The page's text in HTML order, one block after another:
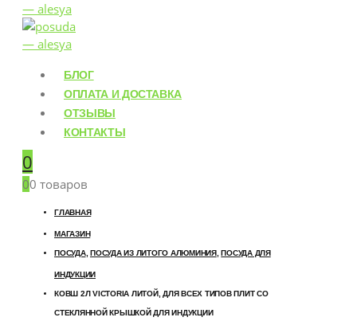
БЛОГ
ОПЛАТА И ДОСТАВКА
ОТЗЫВЫ
КОНТАКТЫ
0
00 товаров
ГЛАВНАЯ
МАГАЗИН
ПОСУДА, ПОСУДА ИЗ ЛИТОГО АЛЮМИНИЯ,ПОСУДА ДЛЯ
ИНДУКЦИИ
КОВШ 2Л VICTORIA ЛИТОЙ, ДЛЯ ВСЕХ ТИПОВ ПЛИТ СО
СТЕКЛЯННОЙ КРЫШКОЙ ДЛЯ ИНДУКЦИИ